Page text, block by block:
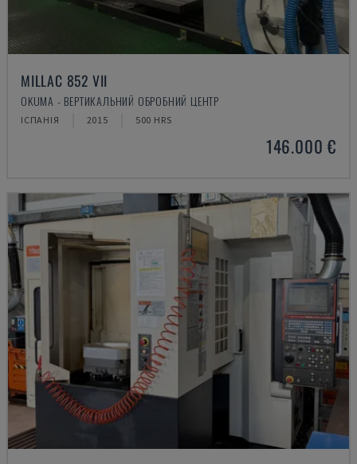
MILLAC 852 VII
OKUMA - ВЕРТИКАЛЬНИЙ ОБРОБНИЙ ЦЕНТР
ІСПАНІЯ 2015 500 HRS
146.000 €